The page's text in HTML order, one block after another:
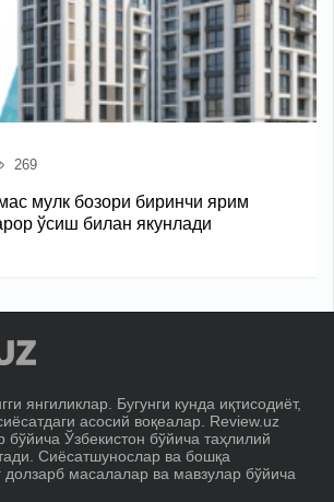
269
мулк бозори биринчи ярим
ўсиш билан якунлади
янгиликлар. Бугунги кунда иқтисодиёт,
асосий воқеалар. Review.uz
Ўзбекистон бўйича таҳлилий
Сиёсатшунослар ва бошқа
долзарб масалалар ва мавзулар бўйича